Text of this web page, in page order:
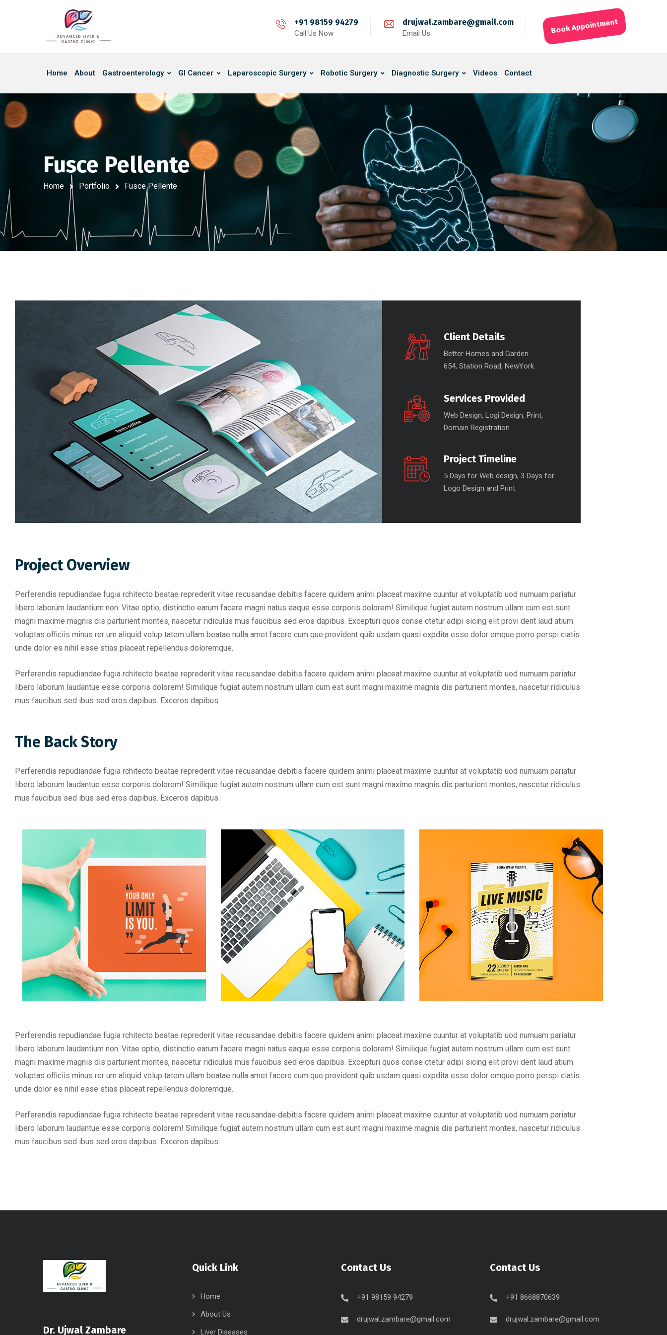
+91 98159 94279
Call Us Now
drujwal.zambare@gmail.com
Email Us
Book Appointment
Home About Gastroenterology GI Cancer Laparoscopic Surgery Robotic Surgery Diagnostic Surgery Videos Contact
Fusce Pellente
Home Portfolio Fusce Pellente
Client Details
Better Homes and Garden
654, Station Road, NewYork.
Services Provided
Web Design, Logi Design, Print,
Domain Registration
Project Timeline
5 Days for Web design, 3 Days for
Logo Design and Print
Project Overview
Perferendis repudiandae fugia rchitecto beatae reprederit vitae recusandae debitis facere quidem animi placeat maxime cuuntur at voluptatib uod numuam pariatur
libero laborum laudantium non. Vitae optio, distinctio earum facere magni natus eaque esse corporis dolorem! Similique fugiat autem nostrum ullam cum est sunt
magni maxime magnis dis parturient montes, nascetur ridiculus mus faucibus sed eros dapibus. Excepturi quos conse ctetur adipi sicing elit provi dent laud atium
voluptas officiis minus rer um aliquid volup tatem ullam beatae nulla amet facere cum que provident quib usdam quasi expdita esse dolor emque porro perspi ciatis
unde dolor es nihil esse stias placeat repellendus doloremque.
Perferendis repudiandae fugia rchitecto beatae reprederit vitae recusandae debitis facere quidem animi placeat maxime cuuntur at voluptatib uod numuam pariatur
libero laborum laudantue esse corporis dolorem! Similique fugiat autem nostrum ullam cum est sunt magni maxime magnis dis parturient montes, nascetur ridiculus
mus faucibus sed ibus sed eros dapibus. Exceros dapibus.
The Back Story
Perferendis repudiandae fugia rchitecto beatae reprederit vitae recusandae debitis facere quidem animi placeat maxime cuuntur at voluptatib uod numuam pariatur
libero laborum laudantue esse corporis dolorem! Similique fugiat autem nostrum ullam cum est sunt magni maxime magnis dis parturient montes, nascetur ridiculus
mus faucibus sed ibus sed eros dapibus. Exceros dapibus.
Perferendis repudiandae fugia rchitecto beatae reprederit vitae recusandae debitis facere quidem animi placeat maxime cuuntur at voluptatib uod numuam pariatur
libero laborum laudantium non. Vitae optio, distinctio earum facere magni natus eaque esse corporis dolorem! Similique fugiat autem nostrum ullam cum est sunt
magni maxime magnis dis parturient montes, nascetur ridiculus mus faucibus sed eros dapibus. Excepturi quos conse ctetur adipi sicing elit provi dent laud atium
voluptas officiis minus rer um aliquid volup tatem ullam beatae nulla amet facere cum que provident quib usdam quasi expdita esse dolor emque porro perspi ciatis
unde dolor es nihil esse stias placeat repellendus doloremque.
Perferendis repudiandae fugia rchitecto beatae reprederit vitae recusandae debitis facere quidem animi placeat maxime cuuntur at voluptatib uod numuam pariatur
libero laborum laudantue esse corporis dolorem! Similique fugiat autem nostrum ullam cum est sunt magni maxime magnis dis parturient montes, nascetur ridiculus
mus faucibus sed ibus sed eros dapibus. Exceros dapibus.
Dr. Ujwal Zambare
Quick Link
Home
About Us
Liver Diseases
Contact Us
+91 98159 94279
drujwal.zambare@gmail.com
Contact Us
+91 8668870639
drujwal.zambare@gmail.com